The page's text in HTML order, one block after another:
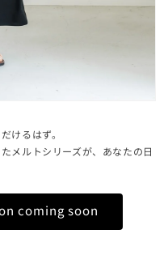
けるはず。
メルトシリーズが、あなたの日
coming soon